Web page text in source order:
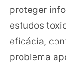
proteger
estudos
eficácia,
problema